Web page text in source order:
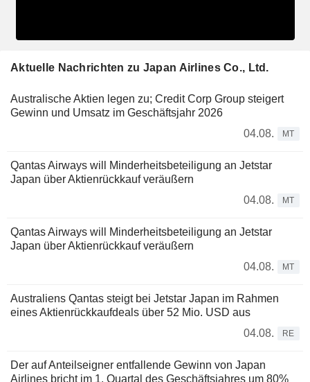
Aktuelle Nachrichten zu Japan Airlines Co., Ltd.
Australische Aktien legen zu; Credit Corp Group steigert
Gewinn und Umsatz im Geschäftsjahr 2026
04.08.
MT
Qantas Airways will Minderheitsbeteiligung an Jetstar
Japan über Aktienrückkauf veräußern
04.08.
MT
Qantas Airways will Minderheitsbeteiligung an Jetstar
Japan über Aktienrückkauf veräußern
04.08.
MT
Australiens Qantas steigt bei Jetstar Japan im Rahmen
eines Aktienrückkaufdeals über 52 Mio. USD aus
04.08.
RE
Der auf Anteilseigner entfallende Gewinn von Japan
Airlines bricht im 1. Quartal des Geschäftsjahres um 80%